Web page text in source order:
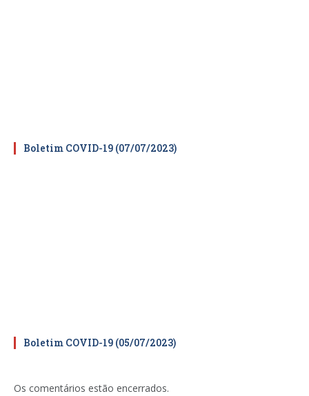
Boletim COVID-19 (07/07/2023)
Boletim COVID-19 (05/07/2023)
Os comentários estão encerrados.